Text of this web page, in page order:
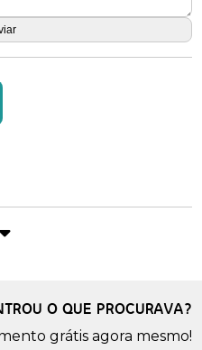
O QUE PROCURAVA?
grátis agora mesmo!